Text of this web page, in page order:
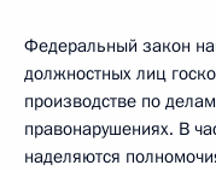
Федеральный закон
должностных лиц
производстве по
правонарушениях. В
наделяются